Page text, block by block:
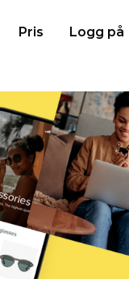
Pris Logg på